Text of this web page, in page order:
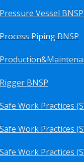
Vessel BNSP
Piping BNSP
BNSP